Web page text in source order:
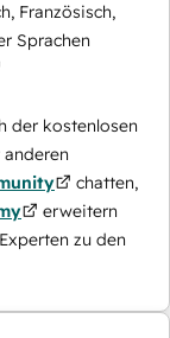
Französisch,
Sprachen
der kostenlosen
chatten,
erweitern
zu den